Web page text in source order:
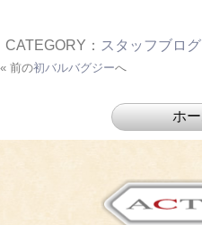
CATEGORY： スタッフブログ
« 前の初バルバグジーへ